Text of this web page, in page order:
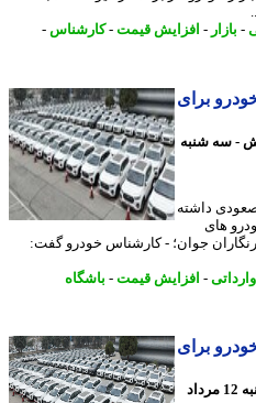
- افزایش قیمت-کارشناس-
برای
شنبه
داشته
جوان؛ - کارشناس خودرو گفت:
-افزایش قیمت-باشگاه
برای
3 روز پیش - دوشنبه 12 مرداد